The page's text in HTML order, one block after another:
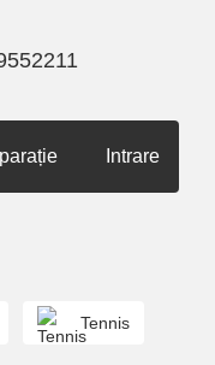
Intrare
Tennis